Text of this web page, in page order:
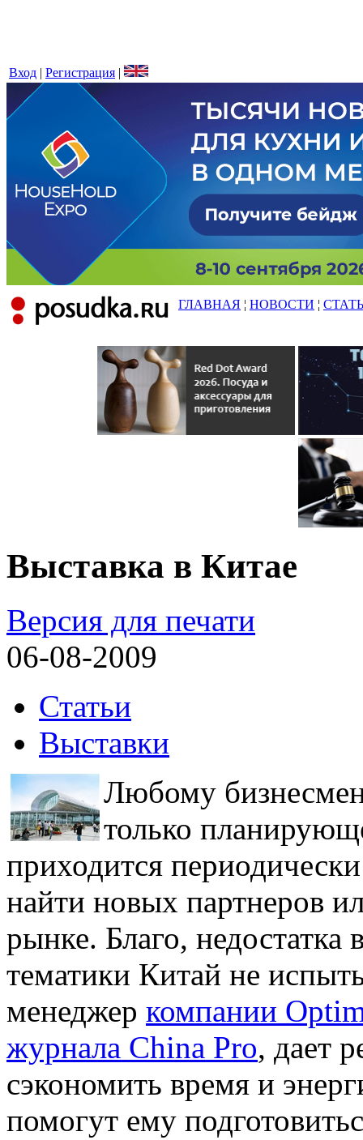
Вход | Регистрация |
ГЛАВНАЯ ¦ НОВОСТИ ¦
Выставка в Китае
Версия для печати
06-08-2009
Статьи
Выставки
Любому
только
приходится
найти новых партнеров
рынке. Благо, недостатка
тематики Китай не
менеджер компании
журнала China Pro, дает
сэкономить время и
помогут ему